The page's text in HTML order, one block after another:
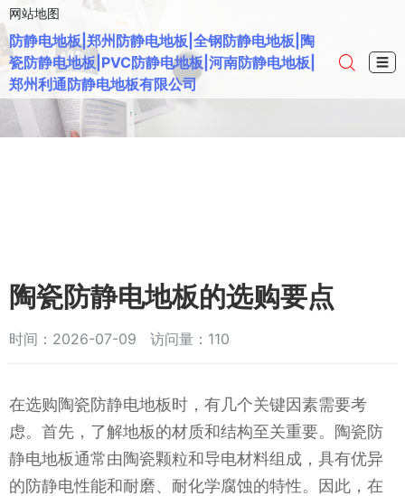
网站地图
防静电地板|郑州防静电地板|全钢防静电地板|陶
瓷防静电地板|PVC防静电地板|河南防静电地板|
郑州利通防静电地板有限公司
☰
陶瓷防静电地板的选购要点
时间：2026-07-09 访问量：110
在选购陶瓷防静电地板时，有几个关键因素需要考
虑。首先，了解地板的材质和结构至关重要。陶瓷防
静电地板通常由陶瓷颗粒和导电材料组成，具有优异
的防静电性能和耐磨、耐化学腐蚀的特性。因此，在